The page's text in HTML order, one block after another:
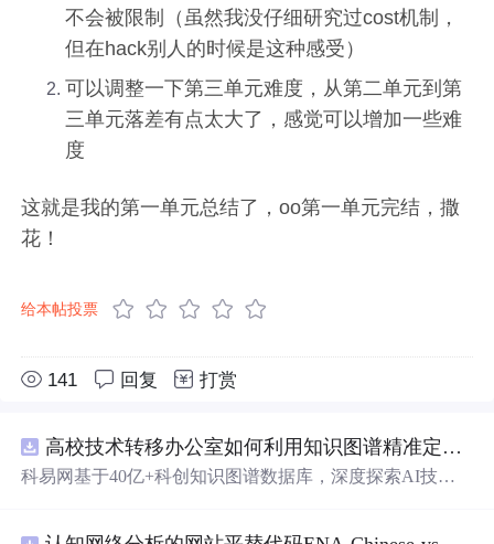
不会被限制（虽然我没仔细研究过cost机制，
但在hack别人的时候是这种感受）
可以调整一下第三单元难度，从第二单元到第
三单元落差有点太大了，感觉可以增加一些难
度
这就是我的第一单元总结了，oo第一单元完结，撒
花！
给本帖投票
141 回复 打赏
高校技术转移办公室如何利用知识图谱精准定位产业需求与技术适配点？.docx
科易网基于40亿+科创知识图谱数据库，深度探索AI技术